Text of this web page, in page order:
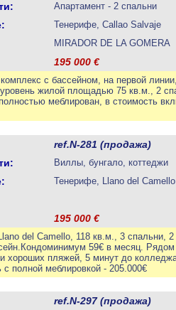
Апартамент - 2 спальни
Тенерифе, Callao Salvaje
MIRADOR DE LA GOMERA
195 000€
с бассейном, на первой
жилой площадью 75 кв.м., 2
меблирован, в стоимость
ref.N-281 (продажа)
Виллы, бунгало, коттеджи
Тенерифе, Llano del
195 000€
del Camello, 118 кв.м., 3
59€ в месяц.
хороших пляжей, 5 минут до
полной меблировкой - 205.000€
ref.N-297 (продажа)